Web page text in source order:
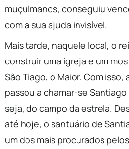
muçulmanos, conseguiu
com a sua ajuda invisível.
Mais tarde, naquele local, o
construir uma igreja e um
São Tiago, o Maior. Com isso,
passou a chamar-se
seja, do campo da estrela.
até hoje, o santuário de
um dos mais procurados